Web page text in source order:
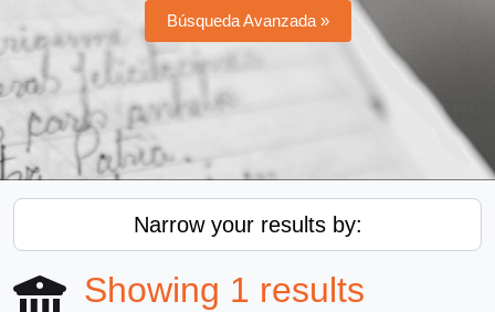
Búsqueda Avanzada »
Narrow your results by:
Showing 1 results